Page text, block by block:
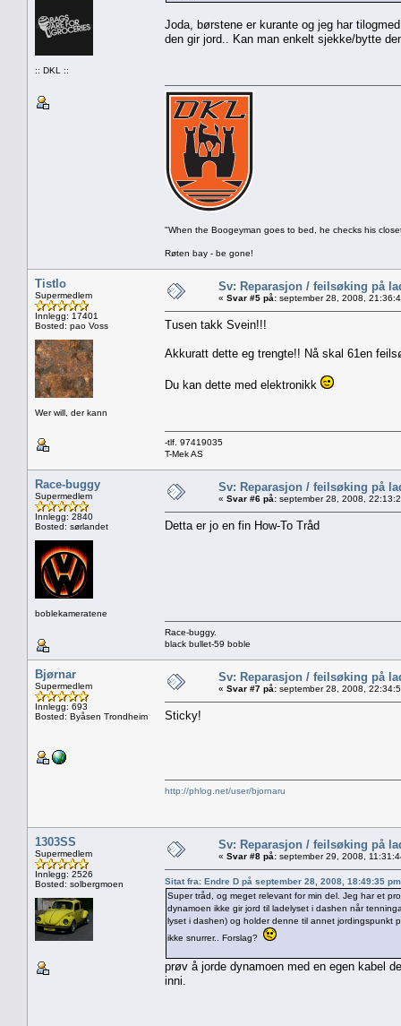
:: DKL ::
Joda, børstene er kurante og jeg har
den gir jord.. Kan man enkelt sjekke/bytte
"When the Boogeyman goes to bed, he checks his
Røten bay - be gone!
Tistlo
Supermedlem
Innlegg: 17401
Bosted: pao Voss
Wer will, der kann
Sv: Reparasjon / feilsøking på
« Svar #5 på: september 28, 2008,
Tusen takk Svein!!!
Akkuratt dette eg trengte!! Nå skal 61en
Du kan dette med elektronikk
-tlf. 97419035
T-Mek AS
Race-buggy
Supermedlem
Innlegg: 2840
Bosted: sørlandet
boblekameratene
Sv: Reparasjon / feilsøking på
« Svar #6 på: september 28, 2008,
Detta er jo en fin How-To Tråd
Race-buggy.
black bullet-59 boble
Bjørnar
Supermedlem
Innlegg: 693
Bosted: Byåsen Trondheim
Sv: Reparasjon / feilsøking på
« Svar #7 på: september 28, 2008,
Sticky!
http://phlog.net/user/bjornaru
1303SS
Supermedlem
Innlegg: 2526
Bosted: solbergmoen
Sv: Reparasjon / feilsøking på
« Svar #8 på: september 29, 2008,
Sitat fra: Endre D på september 28, 2008, 18:49:35 pm
Super tråd, og meget relevant for min del. Jeg har et
dynamoen ikke gir jord til ladelyset i dashen når
lyset i dashen) og holder denne til annet jordingspunkt
ikke snurrer.. Forslag?
prøv å jorde dynamoen med en egen kabel
inni.